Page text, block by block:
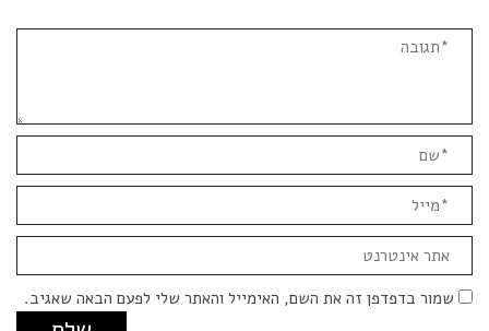
Comment
*שם
*מייל
אתר
אינטרנט
שמור בדפדפן זה את השם, האימייל והאתר שלי לפעם הבאה שאגיב.